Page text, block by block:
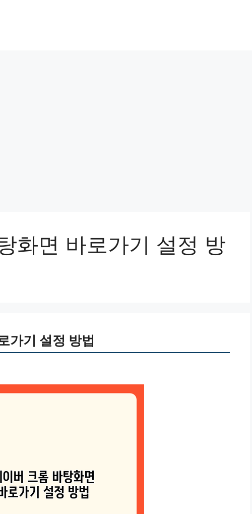
화면 바로가기 설정 방
가기 설정 방법